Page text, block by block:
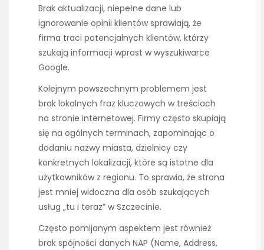
Brak aktualizacji, niepełne dane lub
ignorowanie opinii klientów sprawiają, że
firma traci potencjalnych klientów, którzy
szukają informacji wprost w wyszukiwarce
Google.
Kolejnym powszechnym problemem jest
brak lokalnych fraz kluczowych w treściach
na stronie internetowej. Firmy często skupiają
się na ogólnych terminach, zapominając o
dodaniu nazwy miasta, dzielnicy czy
konkretnych lokalizacji, które są istotne dla
użytkowników z regionu. To sprawia, że strona
jest mniej widoczna dla osób szukających
usług „tu i teraz” w Szczecinie.
Często pomijanym aspektem jest również
brak spójności danych NAP (Name, Address,